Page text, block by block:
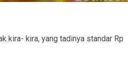
kira- kira, yang tadinya standar Rp